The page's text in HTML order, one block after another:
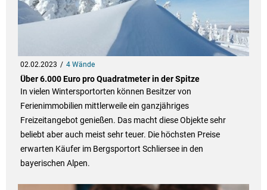
02.02.2023 4 Wände
Über 6.000 Euro pro Quadratmeter in der Spitze
In vielen Wintersportorten können Besitzer von
Ferienimmobilien mittlerweile ein ganzjähriges
Freizeitangebot genießen. Das macht diese Objekte sehr
beliebt aber auch meist sehr teuer. Die höchsten Preise
erwarten Käufer im Bergsportort Schliersee in den
bayerischen Alpen.